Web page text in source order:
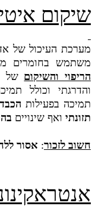
שיקום
מערכת העיכול של
משתמש בחומרים
הריפוי והשיקום של
והדרגתי וכולל
תמיכה בפעילות
תזונתי ואף שינויים
חשוב לזכור: אסור